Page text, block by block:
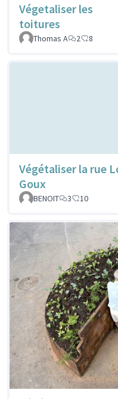
Végetaliser les
toitures
Thomas A
2 8
Végétaliser la rue
Goux
BENOIT
3 10